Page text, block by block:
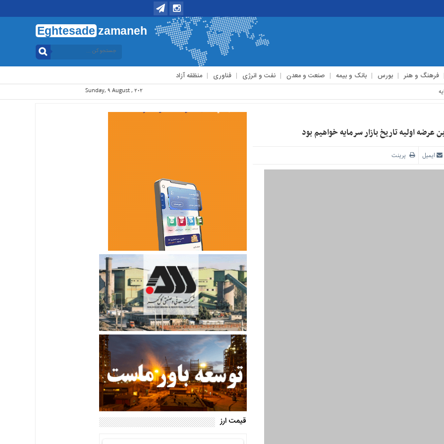
Eghtesade zamaneh
فرهنگ و هنر بورس بانک و بیمه صنعت و معدن نفت و انرژی فناوری منظقه آزاد
اولیه تاریخ بازار سرمایه خواهیم بود
ایمیل پرینت
قیمت ارز